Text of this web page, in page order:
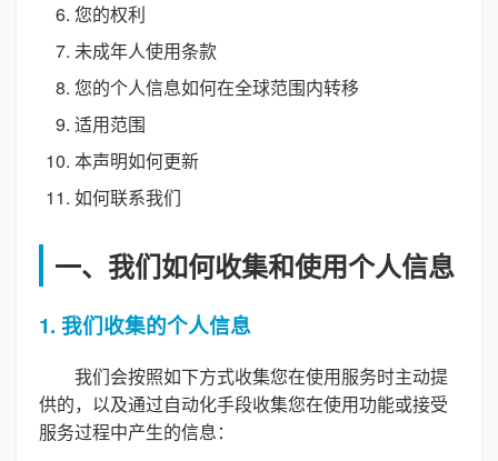
您的权利
未成年人使用条款
您的个人信息如何在全球范围内转移
适用范围
本声明如何更新
如何联系我们
一、我们如何收集和使用个人信息
1. 我们收集的个人信息
我们会按照如下方式收集您在使用服务时主动提
供的，以及通过自动化手段收集您在使用功能或接受
服务过程中产生的信息：